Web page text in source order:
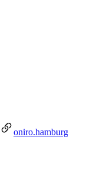
oniro.hamburg